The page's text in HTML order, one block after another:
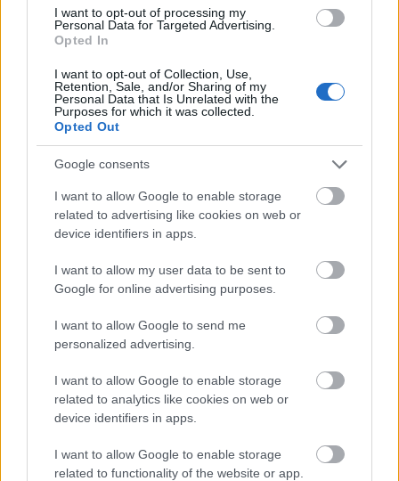
I want to opt-out of processing my
Personal Data for Targeted Advertising.
Opted In
I want to opt-out of Collection, Use,
Retention, Sale, and/or Sharing of my
Personal Data that Is Unrelated with the
Purposes for which it was collected.
Opted Out
Google consents
I want to allow Google to enable storage
related to advertising like cookies on web or
device identifiers in apps.
I want to allow my user data to be sent to
Google for online advertising purposes.
I want to allow Google to send me
personalized advertising.
I want to allow Google to enable storage
related to analytics like cookies on web or
device identifiers in apps.
I want to allow Google to enable storage
related to functionality of the website or app.
Minden idők legjövedelmezőbbje és
legdrágábbja volt az amerikai foci vb -
gyorsmérleg
HÍREK 2026. júl. 20.
csavar a sztoriban